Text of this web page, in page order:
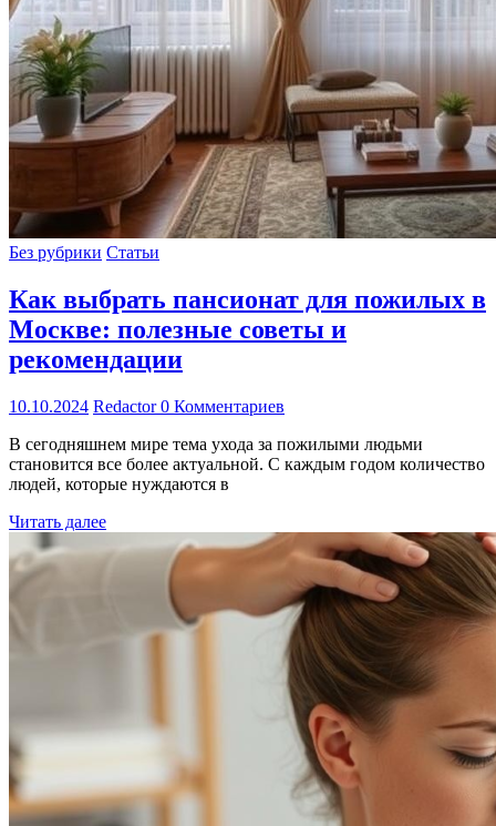
Без рубрики Статьи
Как выбрать пансионат для пожилых в
Москве: полезные советы и
рекомендации
10.10.2024 Redactor0 Комментариев
В сегодняшнем мире тема ухода за пожилыми людьми
становится все более актуальной. С каждым годом количество
людей, которые нуждаются в
Читать далее